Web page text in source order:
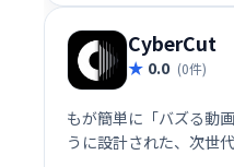
CyberCut
0.0 (0件)
もが簡単に「バズる動
うに設計された、次世